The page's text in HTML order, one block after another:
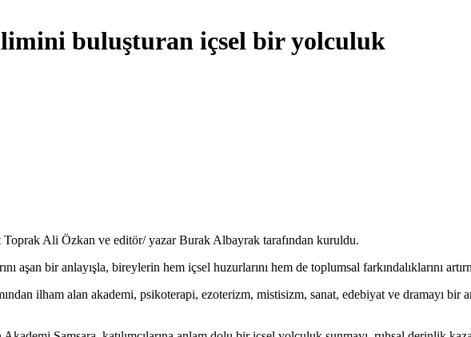
buluşturan içsel bir yolculuk
Ali Özkan ve editör/ yazar Burak Albayrak tarafından kuruldu.
aşan bir anlayışla, bireylerin hem içsel huzurlarını hem de toplumsal farkındalıklarını
ilham alan akademi, psikoterapi, ezoterizm, mistisizm, sanat, edebiyat ve dramayı